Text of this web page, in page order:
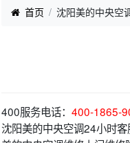
首页 沈阳美的中央空
400服务电话： 400-1865-
沈阳美的中央空调24小时